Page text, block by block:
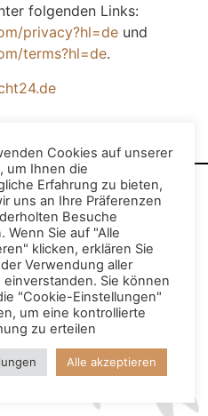
folgenden Links:
privacy?hl=deund
terms?hl=de.
Cookies auf unserer
um Ihnen die
Erfahrung zu bieten,
uns an Ihre Präferenzen
Besuche
Wenn Sie auf "Alle
klicken, erklären Sie
Verwendung aller
einverstanden. Sie können
"Cookie-Einstellungen"
um eine kontrollierte
zu erteilen
Alle akzeptieren